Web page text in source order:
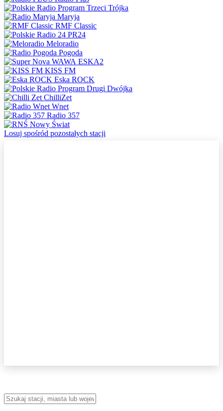
Trójka
Maryja
RMF Classic
PR24
Meloradio
Pogoda
ESKA2
KISS FM
Eska ROCK
Dwójka
ChilliZet
Wnet
Radio 357
Nowy Świat
Losuj spośród pozostałych stacji